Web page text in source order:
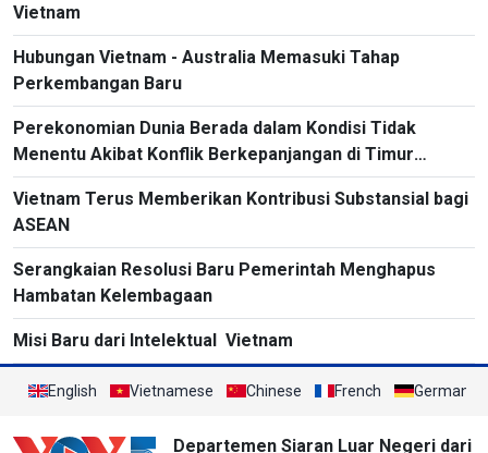
Vietnam
Hubungan Vietnam - Australia Memasuki Tahap
Perkembangan Baru
Perekonomian Dunia Berada dalam Kondisi Tidak
Menentu Akibat Konflik Berkepanjangan di Timur
Tengah
Vietnam Terus Memberikan Kontribusi Substansial bagi
ASEAN
Serangkaian Resolusi Baru Pemerintah Menghapus
Hambatan Kelembagaan
Misi Baru dari Intelektual Vietnam
English Vietnamese Chinese French German
Departemen Siaran Luar Negeri dari